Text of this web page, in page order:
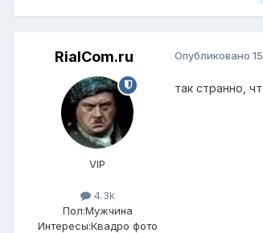
RialCom.ru
VIP
4.3k
Пол:Мужчина
Интересы:Квадро фото
Опубликовано
так странно,